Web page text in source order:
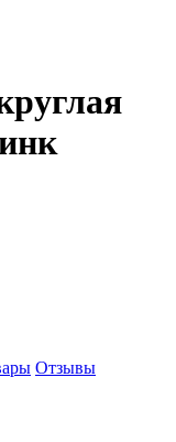
Отзывы